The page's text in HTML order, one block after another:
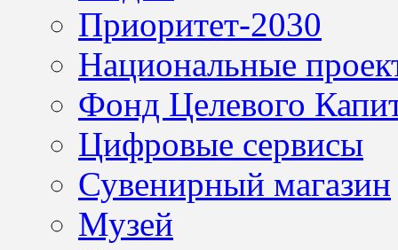
Приоритет-2030
Национальные
Фонд Целевого
Цифровые сервисы
Сувенирный магазин
Музей